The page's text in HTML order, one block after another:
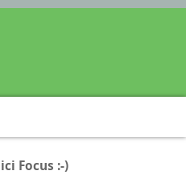
Focus :-)